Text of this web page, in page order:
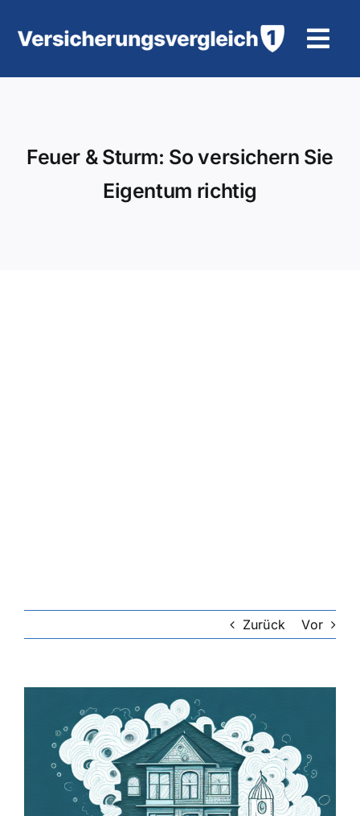
Inhalt
Motorradversicherung
Hausratversicherung
Berufsunfähigkeitsversicherung
Feuer & Sturm: So versichern Sie
Eigentum richtig
Zurück Vor
grösseres